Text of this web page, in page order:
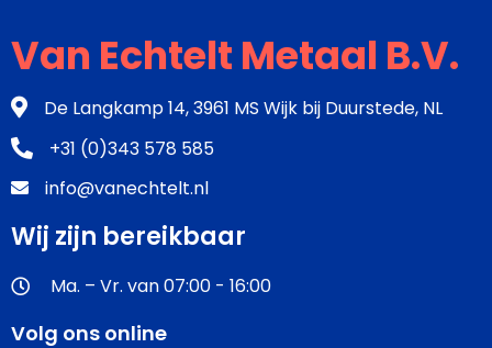
Van Echtelt Metaal B.V.
De Langkamp 14, 3961 MS Wijk bij Duurstede, NL
+31 (0)343 578 585
info@vanechtelt.nl
Wij zijn bereikbaar
Ma. – Vr. van 07:00 - 16:00
Volg ons online